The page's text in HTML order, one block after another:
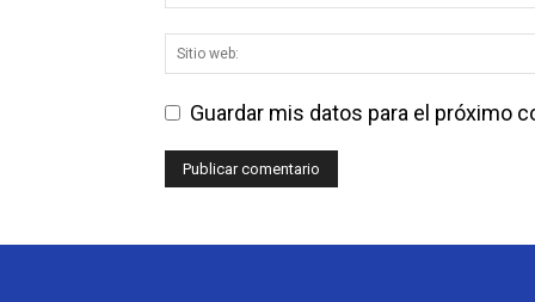
Guardar mis datos para el próximo